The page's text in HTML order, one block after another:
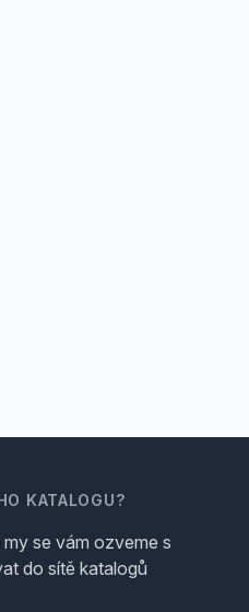
KATALOGU?
se vám ozveme s
do sítě katalogů